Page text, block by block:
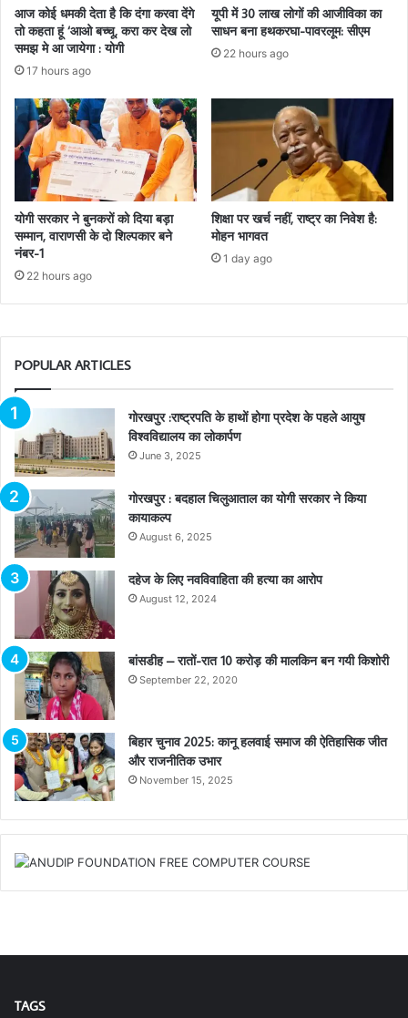
आज कोई धमकी देता है कि दंगा करवा देंगे
तो कहता हूं ‘आओ बच्चू, करा कर देख लो
समझ मे आ जायेगा : योगी
17 hours ago
यूपी में 30 लाख लोगों की आजीविका का
साधन बना हथकरघा-पावरलूम: सीएम
22 hours ago
योगी सरकार ने बुनकरों को दिया बड़ा
सम्मान, वाराणसी के दो शिल्पकार बने
नंबर-1
22 hours ago
शिक्षा पर खर्च नहीं, राष्ट्र का निवेश है:
मोहन भागवत
1 day ago
POPULAR ARTICLES
गोरखपुर :राष्ट्रपति के हाथों होगा प्रदेश के पहले आयुष
विश्वविद्यालय का लोकार्पण
June 3, 2025
गोरखपुर : बदहाल चिलुआताल का योगी सरकार ने किया
कायाकल्प
August 6, 2025
दहेज के लिए नवविवाहिता की हत्या का आरोप
August 12, 2024
बांसडीह – रातों-रात 10 करोड़ की मालकिन बन गयी किशोरी
September 22, 2020
बिहार चुनाव 2025: कानू हलवाई समाज की ऐतिहासिक जीत
और राजनीतिक उभार
November 15, 2025
TAGS